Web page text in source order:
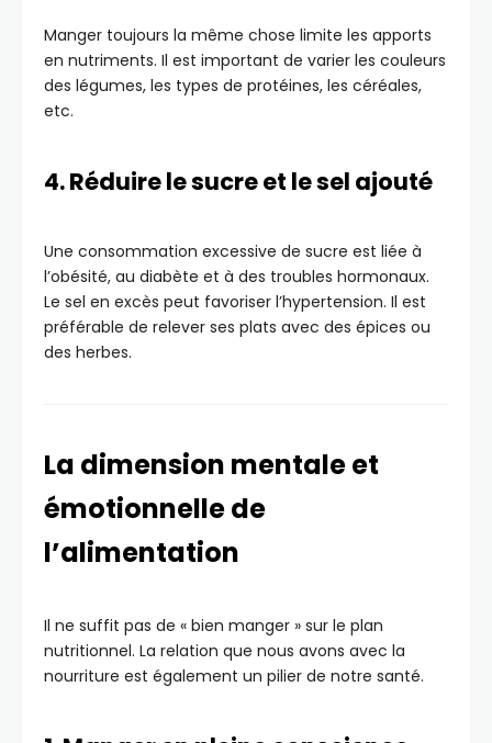
Manger toujours la même chose limite les apports
en nutriments. Il est important de varier les couleurs
des légumes, les types de protéines, les céréales,
etc.
4. Réduire le sucre et le sel ajouté
Une consommation excessive de sucre est liée à
l’obésité, au diabète et à des troubles hormonaux.
Le sel en excès peut favoriser l’hypertension. Il est
préférable de relever ses plats avec des épices ou
des herbes.
La dimension mentale et
émotionnelle de
l’alimentation
Il ne suffit pas de « bien manger » sur le plan
nutritionnel. La relation que nous avons avec la
nourriture est également un pilier de notre santé.